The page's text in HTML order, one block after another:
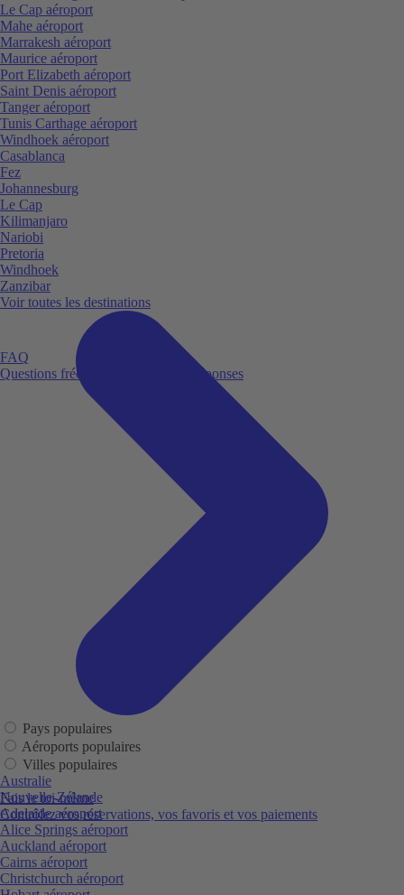
FAQ
Questions fréquemment posées et réponses
Fais le toi-même
Contrôlez vos réservations, vos favoris et vos paiements
Le Cap aéroport
Mahe aéroport
Marrakesh aéroport
Maurice aéroport
Port Elizabeth aéroport
Saint Denis aéroport
Tanger aéroport
Tunis Carthage aéroport
Windhoek aéroport
Casablanca
Fez
Johannesburg
Le Cap
Kilimanjaro
Nariobi
Pretoria
Windhoek
Zanzibar
Voir toutes les destinations
Pays populaires
Aéroports populaires
Villes populaires
Australie
Nouvelle-Zélande
Adelaide aéroport
Alice Springs aéroport
Auckland aéroport
Cairns aéroport
Christchurch aéroport